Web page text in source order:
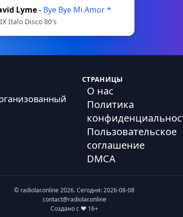
Lyme- Bye Bye Mi Amor *
Italo Disco 80's
СТРАНИЦЫ
О нас
Политика
Пользовательское
соглашение
DMCA
© radiolar.online 2026. Сегодня: 2026-08-08
contact@radiolar.online
Создано с ❤️ 16+